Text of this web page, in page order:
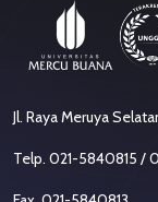
Jl. Raya Meruya
Telp. 021-5840815 /